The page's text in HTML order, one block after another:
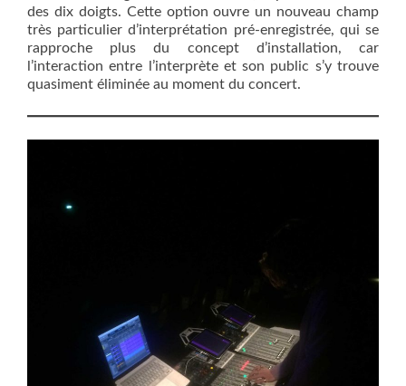
des dix doigts. Cette option ouvre un nouveau champ
très particulier d’interprétation pré-enregistrée, qui se
rapproche plus du concept d’installation, car
l’interaction entre l’interprète et son public s’y trouve
quasiment éliminée au moment du concert.